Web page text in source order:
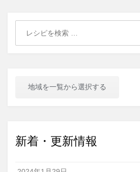
地域を一覧から選択する
新着・更新情報